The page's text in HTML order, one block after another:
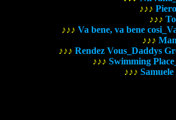
♪♪♪
♪♪♪
♪♪♪ Va bene, va bene
♪♪♪
♪♪♪ Rendez Vous_Daddys
♪♪♪ Swimming
♪♪♪